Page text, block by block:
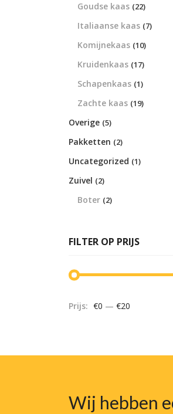
Goudse kaas (22)
Italiaanse kaas (7)
Komijnekaas (10)
Kruidenkaas (17)
Schapenkaas (1)
Zachte kaas (19)
Overige (5)
Pakketten (2)
Uncategorized (1)
Zuivel (2)
Boter (2)
FILTER OP PRIJS
Prijs: €0 — €20
Wij hebben